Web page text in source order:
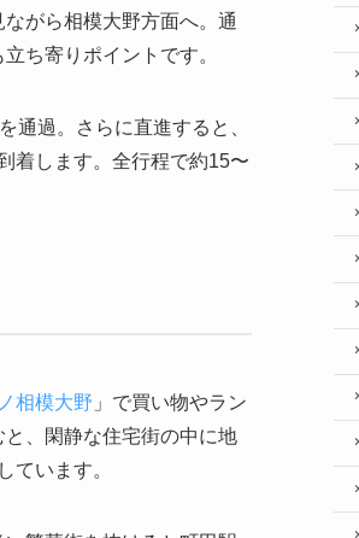
がら相模大野方面へ。通
ち寄りポイントです。
通過。さらに直進すると、
着します。全行程で約15〜
相模大野 」で買い物やラン
、閑静な住宅街の中に地
ています。